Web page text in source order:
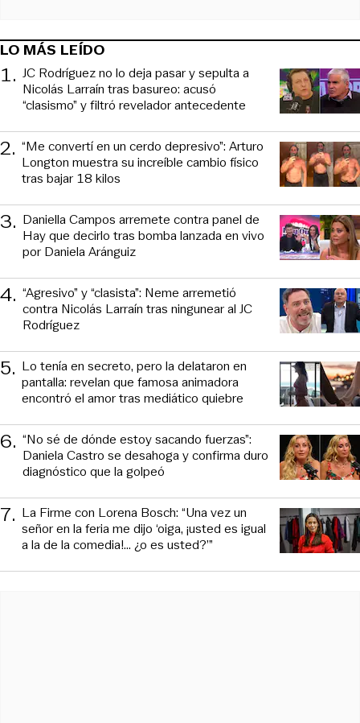
LO MÁS LEÍDO
1. JC Rodríguez no lo deja pasar y sepulta a
Nicolás Larraín tras basureo: acusó
“clasismo” y filtró revelador antecedente
2. “Me convertí en un cerdo depresivo”: Arturo
Longton muestra su increíble cambio físico
tras bajar 18 kilos
3. Daniella Campos arremete contra panel de
Hay que decirlo tras bomba lanzada en vivo
por Daniela Aránguiz
4. “Agresivo” y “clasista”: Neme arremetió
contra Nicolás Larraín tras ningunear al JC
Rodríguez
5. Lo tenía en secreto, pero la delataron en
pantalla: revelan que famosa animadora
encontró el amor tras mediático quiebre
6. “No sé de dónde estoy sacando fuerzas”:
Daniela Castro se desahoga y confirma duro
diagnóstico que la golpeó
7. La Firme con Lorena Bosch: “Una vez un
señor en la feria me dijo ‘oiga, ¡usted es igual
a la de la comedia!... ¿o es usted?’”